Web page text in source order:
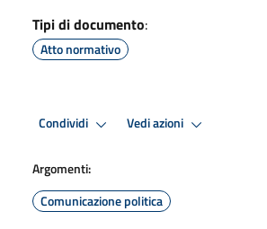
Tipi di documento:
Atto normativo
Condividi Vedi azioni
Argomenti:
Comunicazione politica